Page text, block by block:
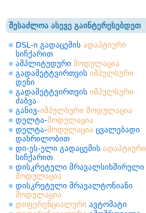
შესაძლოა ასევე გაინტერესებდეთ
DSL-ი გადაცემის ადაპტიური
სიჩქარით
ამპლიტუდური მოდულაცია
გადამეტტვირთვის იმპულსური
დენი
გადამეტტვირთვის იმპულსური
ძაბვა
განივ-იმპულსური მოდულაცია
დელტა-მოდულაცია
დელტა-მოდულაცია ცვალებადი
დახრილობით
დი-ეს-ელი გადაცემის ადაპტიური
სიჩქარით
დისკრეტული მრავალსიხშირული
მოდულაცია
დისკრეტული მრავალტონიანი
მოდულაცია
დიფერენციალური ავტომატი